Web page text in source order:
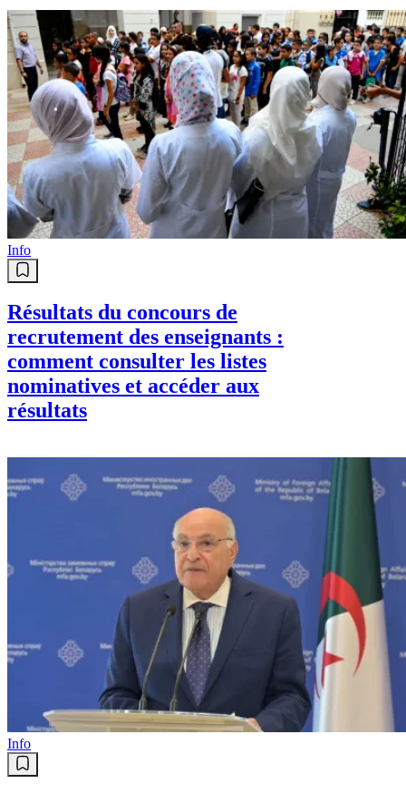
Info
Résultats du concours de
recrutement des enseignants :
comment consulter les listes
nominatives et accéder aux
résultats
Info